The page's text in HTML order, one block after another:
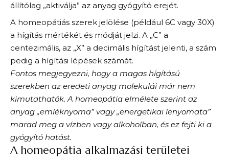
állítólag „aktiválja” az anyag gyógyító erejét.
A homeopátiás szerek jelölése (például 6C vagy 30X)
a hígítás mértékét és módját jelzi. A „C” a
centezimális, az „X” a decimális hígítást jelenti, a szám
pedig a hígítási lépések számát.
Fontos megjegyezni, hogy a magas hígítású
szerekben az eredeti anyag molekulái már nem
kimutathatók. A homeopátia elmélete szerint az
anyag „emléknyoma” vagy „energetikai lenyomata”
marad meg a vízben vagy alkoholban, és ez fejti ki a
gyógyító hatást.
A homeopátia alkalmazási területei